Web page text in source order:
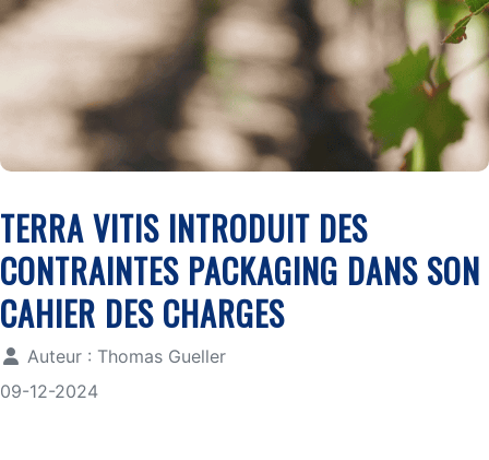
TERRA VITIS INTRODUIT DES
CONTRAINTES PACKAGING DANS SON
CAHIER DES CHARGES
Auteur : Thomas Gueller
09-12-2024